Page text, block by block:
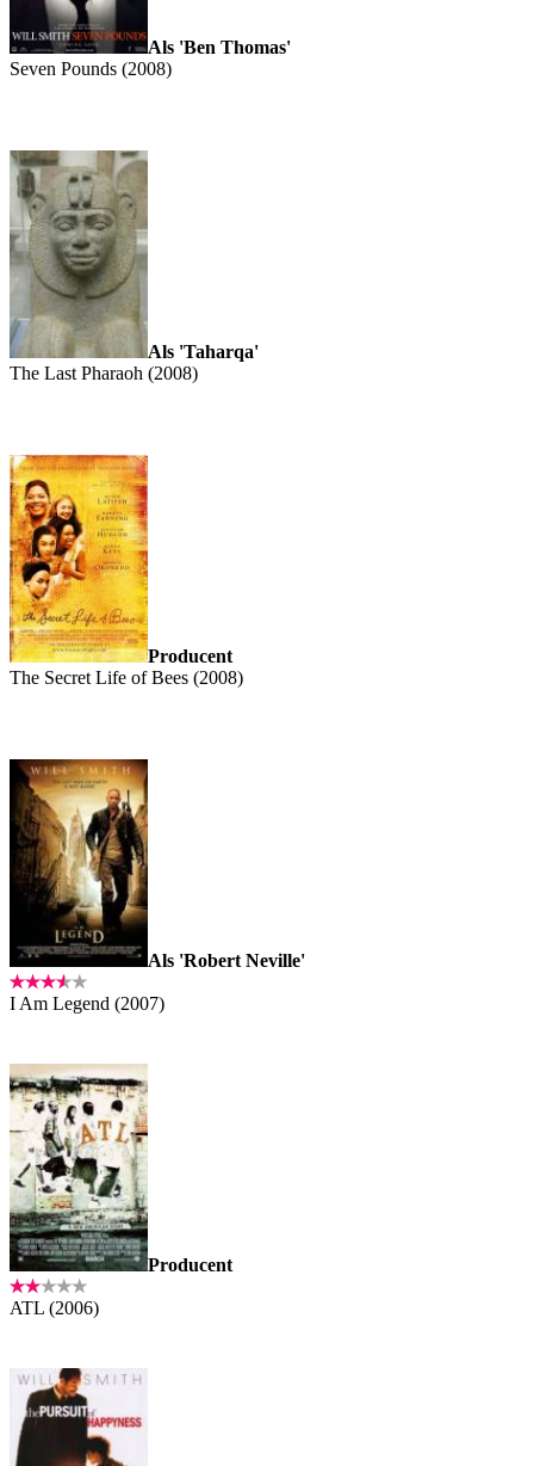
Als 'Ben Thomas'
Seven Pounds (2008)
Als 'Taharqa'
The Last Pharaoh (2008)
Producent
The Secret Life of Bees (2008)
Als 'Robert Neville'
I Am Legend (2007)
Producent
ATL (2006)